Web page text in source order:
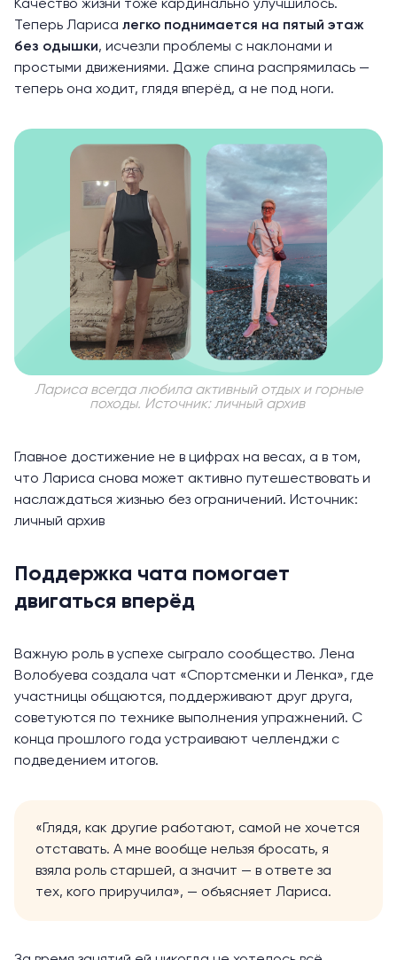
Качество жизни тоже кардинально улучшилось.
Теперь Лариса легко поднимается на пятый этаж
без одышки, исчезли проблемы с наклонами и
простыми движениями. Даже спина распрямилась —
теперь она ходит, глядя вперёд, а не под ноги.
Лариса всегда любила активный отдых и горные
походы. Источник: личный архив
Главное достижение не в цифрах на весах, а в том,
что Лариса снова может активно путешествовать и
наслаждаться жизнью без ограничений. Источник:
личный архив
Поддержка чата помогает
двигаться вперёд
Важную роль в успехе сыграло сообщество. Лена
Волобуева создала чат «Спортсменки и Ленка», где
участницы общаются, поддерживают друг друга,
советуются по технике выполнения упражнений. С
конца прошлого года устраивают челленджи с
подведением итогов.
«Глядя, как другие работают, самой не хочется
отставать. А мне вообще нельзя бросать, я
взяла роль старшей, а значит — в ответе за
тех, кого приручила», — объясняет Лариса.